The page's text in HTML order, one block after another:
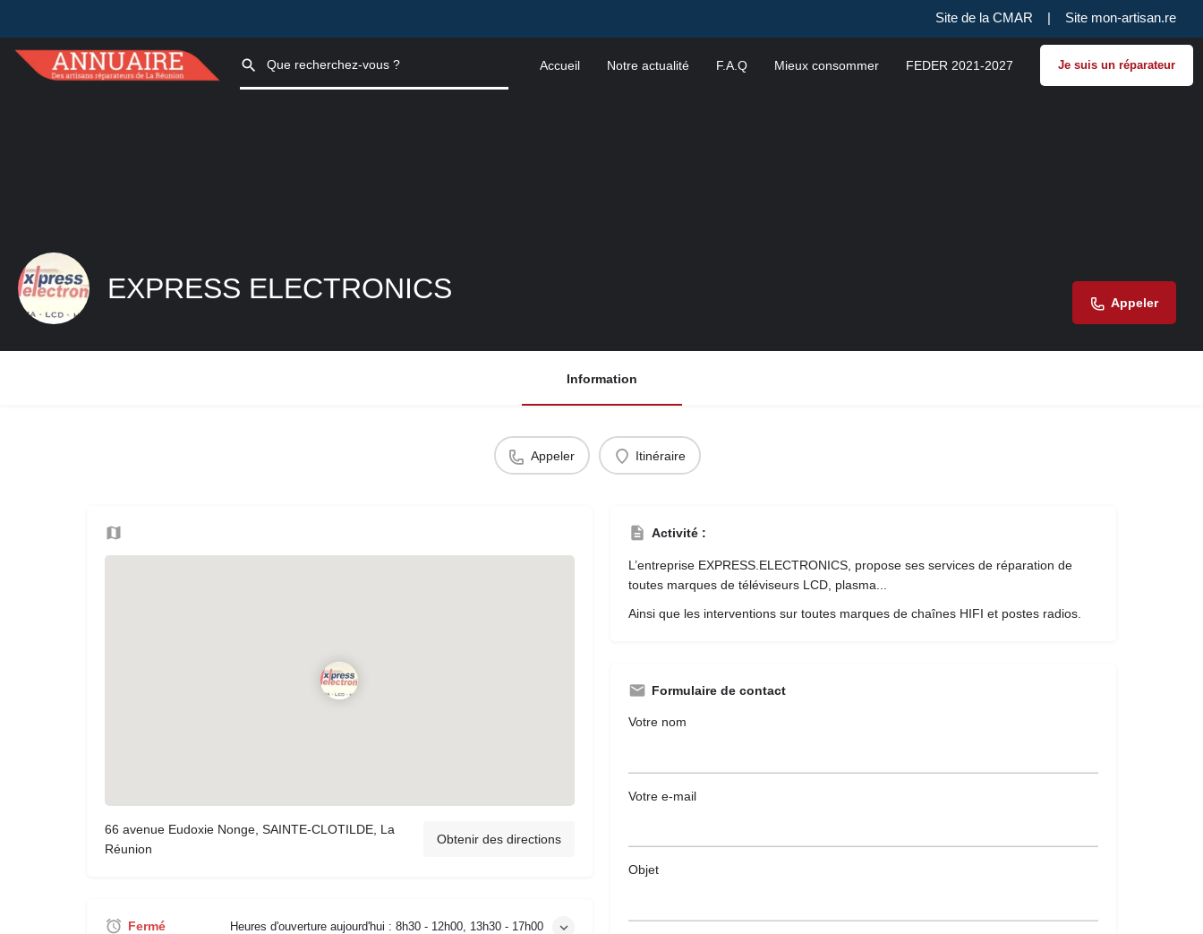
Site de la CMAR | Site mon-artisan.re
Accueil Notre actualité F.A.Q Mieux consommer FEDER 2021-2027 Je suis un réparateur
EXPRESS ELECTRONICS Appeler
Information
Appeler Itinéraire
66 avenue Eudoxie Nonge, SAINTE-CLOTILDE, La
Réunion
Obtenir des directions
Fermé Heures d'ouverture aujourd'hui : 8h30 - 12h00, 13h30 - 17h00
Activité :
L’entreprise EXPRESS.ELECTRONICS, propose ses services de réparation de
toutes marques de téléviseurs LCD, plasma...
Ainsi que les interventions sur toutes marques de chaînes HIFI et postes radios.
Formulaire de contact
Votre nom
Votre e-mail
Objet